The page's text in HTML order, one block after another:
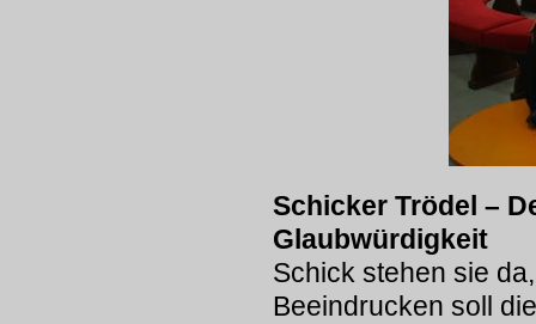
Schicker Trödel –
Glaubwürdigkeit
Schick stehen sie
Beeindrucken soll